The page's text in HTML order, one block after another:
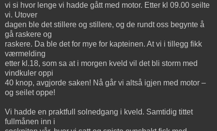
vi si hvor lenge vi hadde gått med motor. Etter kl 09.00 seilte
vi. Utover
dagen ble det stillere og stillere, og de rundt oss begynte å
gå raskere og
raskere. Da ble det for mye for kapteinen. At vi i tillegg fikk
værmelding
etter kl.18, som sa at i morgen kveld vil det bli storm med
vindkuler oppi
40 knop, avgjorde saken! Nå går vi altså igjen med motor –
og seilet oppe!
Vi hadde en praktfull solnedgang i kveld. Samtidig tittet
fullmånen inn i